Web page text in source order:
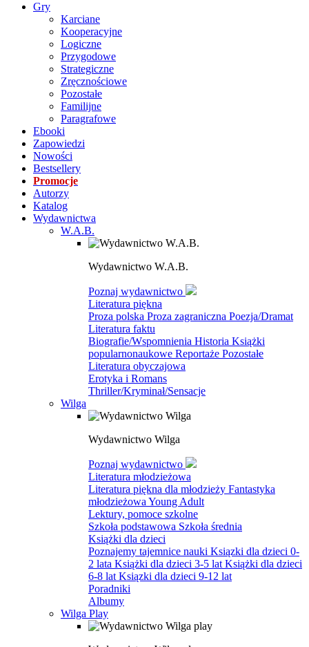
Gry
Karciane
Kooperacyjne
Logiczne
Przygodowe
Strategiczne
Zręcznościowe
Pozostałe
Familijne
Paragrafowe
Ebooki
Zapowiedzi
Nowości
Bestsellery
Promocje
Autorzy
Katalog
Wydawnictwa
W.A.B.
Wydawnictwo W.A.B.
Poznaj wydawnictwo
Literatura piękna
Proza polska Proza zagraniczna Poezja/Dramat
Literatura faktu
Biografie/Wspomnienia Historia Książki
popularnonaukowe Reportaże Pozostałe
Literatura obyczajowa
Erotyka i Romans
Thriller/Kryminał/Sensacje
Wilga
Wydawnictwo Wilga
Poznaj wydawnictwo
Literatura młodzieżowa
Literatura piękna dla młodzieży Fantastyka
młodzieżowa Young Adult
Lektury, pomoce szkolne
Szkoła podstawowa Szkoła średnia
Książki dla dzieci
Poznajemy tajemnice nauki Ksiązki dla dzieci 0-
2 lata Książki dla dzieci 3-5 lat Książki dla dzieci
6-8 lat Ksiązki dla dzieci 9-12 lat
Poradniki
Albumy
Wilga Play